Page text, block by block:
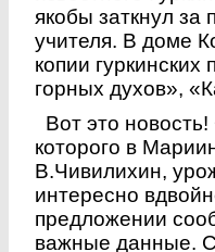
якобы заткнул
учителя. В доме
копии
горных духов»,
Вот это
которого в
В.Чивилихин,
интересно
предложении
важные данные.